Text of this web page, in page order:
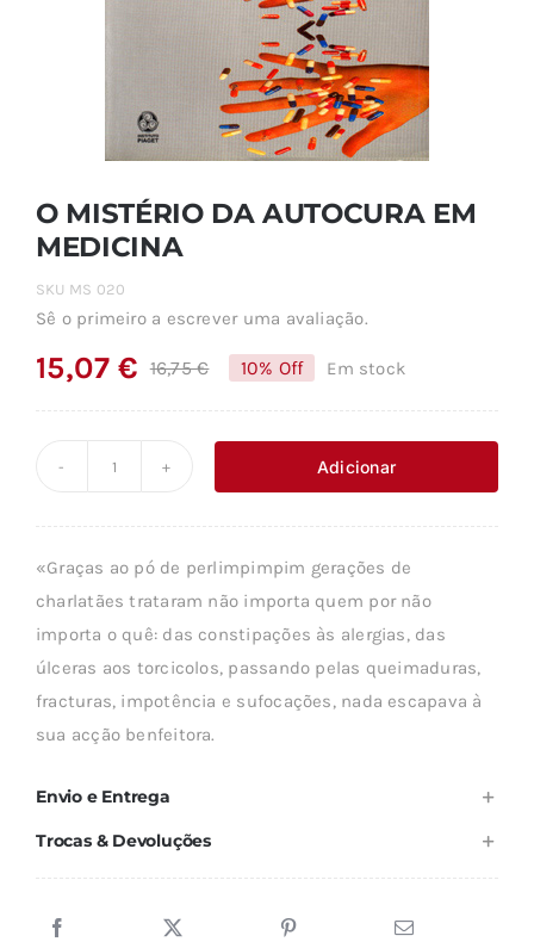
O MISTÉRIO DA AUTOCURA EM
MEDICINA
SKU MS 020
Sê o primeiro a escrever uma avaliação.
16,75€O
original
era:
15,07€
O
é:
10% Off Em stock
MISTÉRIO
AUTOCURA
MEDICINA
Adicionar
«Graças ao pó de perlimpimpim gerações de
charlatães trataram não importa quem por não
importa o quê: das constipações às alergias, das
úlceras aos torcicolos, passando pelas queimaduras,
fracturas, impotência e sufocações, nada escapava à
sua acção benfeitora.
Envio e Entrega
Trocas & Devoluções